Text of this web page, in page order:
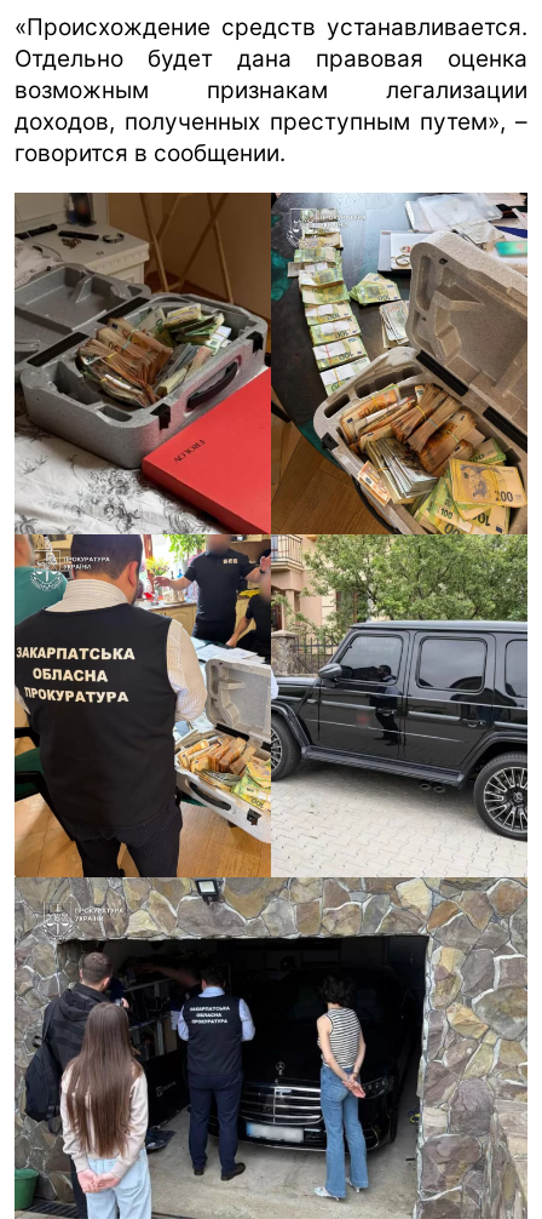
«Происхождение средств устанавливается.
Отдельно будет дана правовая оценка
возможным признакам легализации
доходов, полученных преступным путем», –
говорится в сообщении.